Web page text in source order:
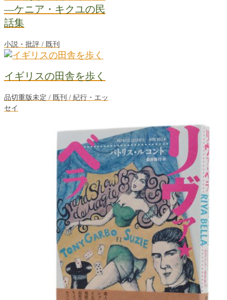
―ケニア・キクユの民
話集
小説・批評 / 既刊
イギリスの田舎を歩く
品切重版未定 / 既刊 / 紀行・エッ
セイ